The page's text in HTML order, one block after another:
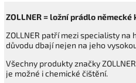
ZOLLNER = ložní prádlo
ZOLLNER patří mezi specialisty
důvodu dbají nejen na jeho
Všechny produkty značky
je možné i chemické čištění.